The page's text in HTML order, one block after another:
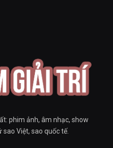
phim ảnh, âm nhạc, show
Việt, sao quốc tế.